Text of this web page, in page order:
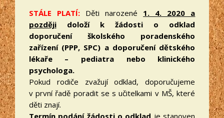
STÁLE PLATÍ:
Děti narozené 1. 4. 2020 a
později
doloží k žádosti o odklad
doporučení školského poradenského
zařízení (PPP, SPC) a doporučení dětského
lékaře – pediatra nebo klinického
psychologa.
Pokud rodiče zvažují odklad, doporučujeme
v první řadě poradit se s učitelkami v MŠ, které
děti znají.